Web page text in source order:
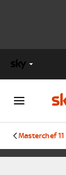
Masterchef 11